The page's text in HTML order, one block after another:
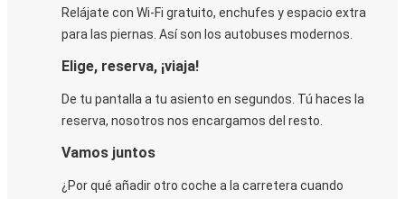
Relájate con Wi-Fi gratuito, enchufes y espacio extra
para las piernas. Así son los autobuses modernos.
Elige, reserva, ¡viaja!
De tu pantalla a tu asiento en segundos. Tú haces la
reserva, nosotros nos encargamos del resto.
Vamos juntos
¿Por qué añadir otro coche a la carretera cuando